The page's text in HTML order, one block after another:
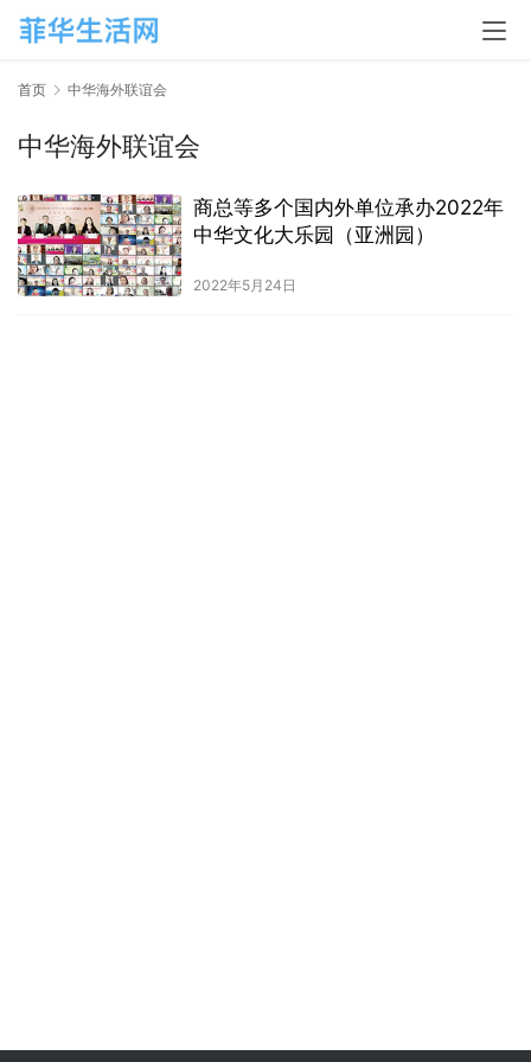
首页 中华海外联谊会
中华海外联谊会
商总等多个国内外单位承办2022年
中华文化大乐园（亚洲园）
2022年5月24日